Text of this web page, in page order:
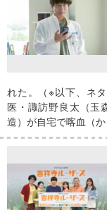
れた。（※以下、ネ
医・諏訪野良太（玉
造）が自宅で喀血（